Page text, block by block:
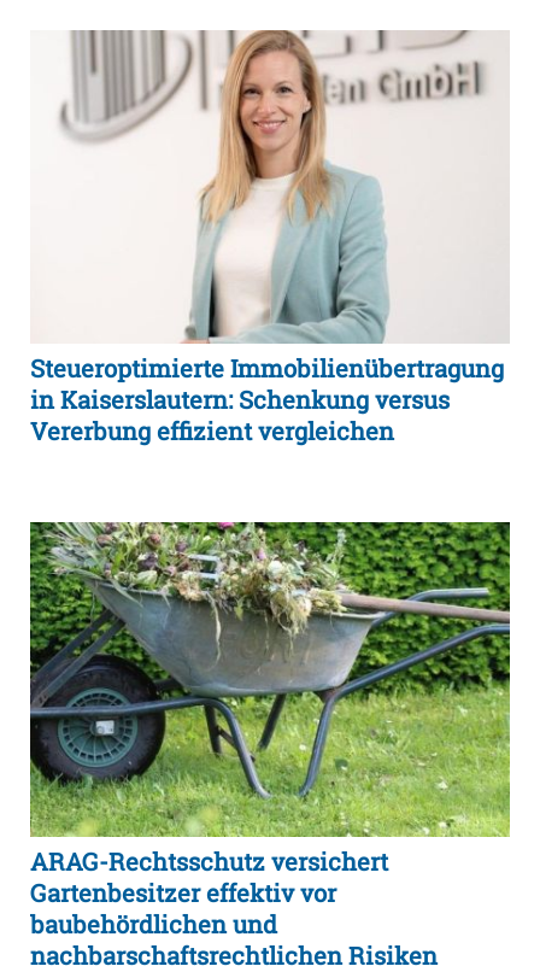
Steueroptimierte Immobilienübertragung
in Kaiserslautern: Schenkung versus
Vererbung effizient vergleichen
ARAG-Rechtsschutz versichert
Gartenbesitzer effektiv vor
baubehördlichen und
nachbarschaftsrechtlichen Risiken